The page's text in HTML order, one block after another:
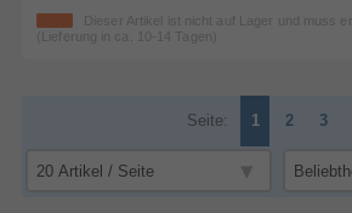
Dieser Artikel ist nicht auf Lager und muss
(Lieferung in ca. 10-14 Tagen)
Seite: 1 2 3